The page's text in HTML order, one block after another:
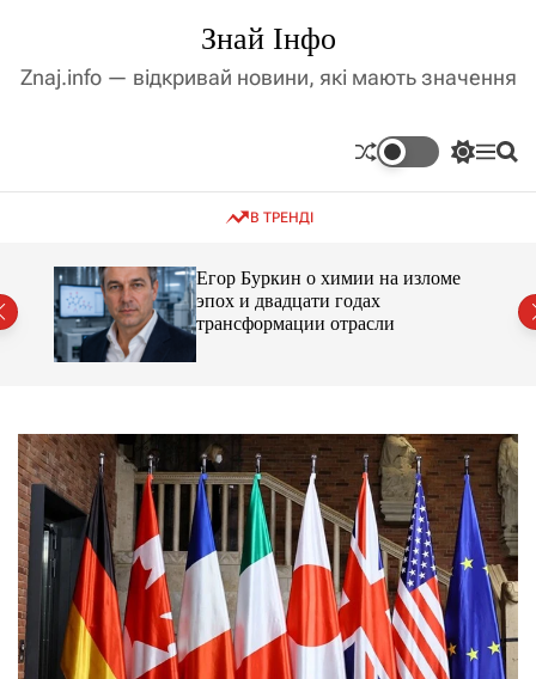
д
і
с
Знай Інфо
Znaj.info — відкривай новини, які мають значення
П
к
р
в
о
г
о
р
е
ж
и
м
у
М П
В ТРЕНДІ
Егор Буркин о химии на изломе
эпох и двадцати годах
трансформации отрасли